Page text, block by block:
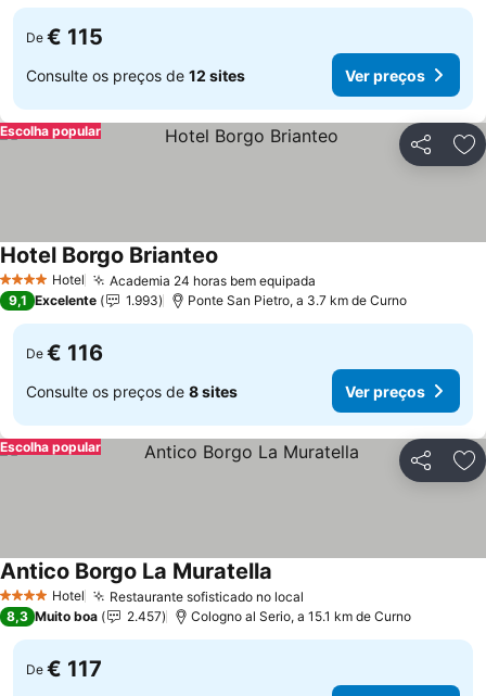
De € 115
Consulte os preços de 12 sites Ver preços
Partilhar
Escolha popular
4 EstrelasHotel Academia 24 horas bem equipada
Hotel Borgo Brianteo
9,1 Excelente 1.993 Ponte San Pietro, a 3.7 km de Curno
De € 116
Consulte os preços de 8 sites Ver preços
Partilhar
Escolha popular
4 EstrelasHotel Restaurante sofisticado no local
Antico Borgo La Muratella
8,3 Muito boa 2.457 Cologno al Serio, a 15.1 km de Curno
De € 117